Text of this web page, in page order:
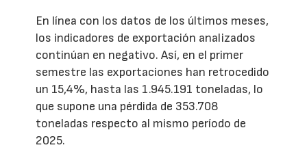
En línea con los datos de los últimos meses,
los indicadores de exportación analizados
continúan en negativo. Así, en el primer
semestre las exportaciones han retrocedido
un 15,4%, hasta las 1.945.191 toneladas, lo
que supone una pérdida de 353.708
toneladas respecto al mismo período de
2025.